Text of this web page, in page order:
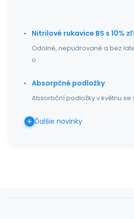
Nitrilové rukavice BS s 10%
Odolné, nepudrované a bez
o
Absorpčné podložky
Absorbční podložky v květnu se
Ďalšie novinky